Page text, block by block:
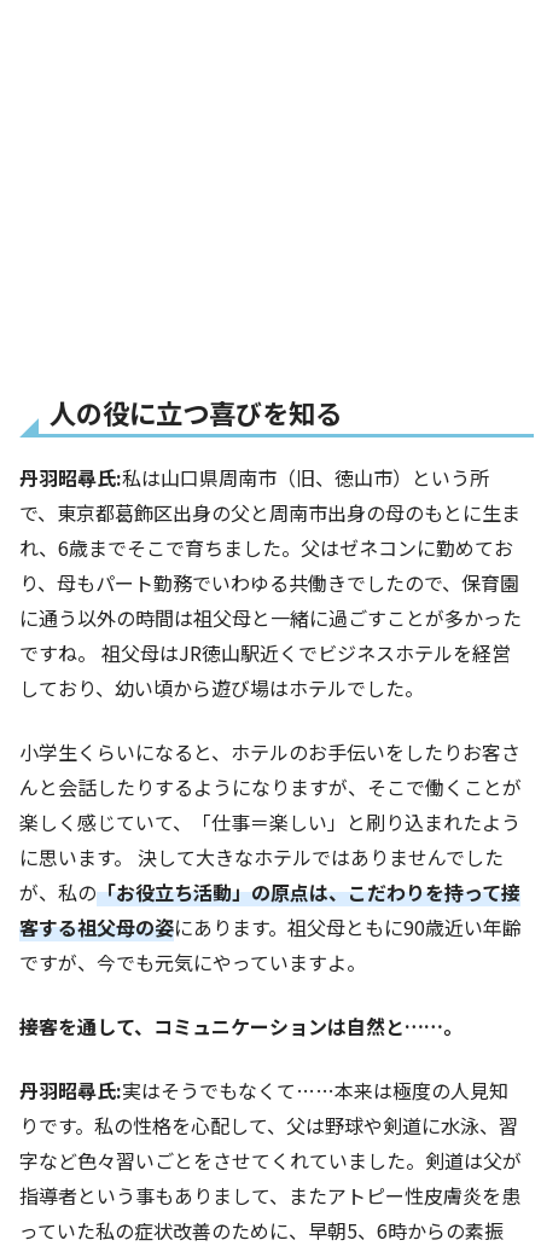
人の役に立つ喜びを知る
丹羽昭尋氏:私は山口県周南市（旧、徳山市）という所
で、東京都葛飾区出身の父と周南市出身の母のもとに生ま
れ、6歳までそこで育ちました。父はゼネコンに勤めてお
り、母もパート勤務でいわゆる共働きでしたので、保育園
に通う以外の時間は祖父母と一緒に過ごすことが多かった
ですね。 祖父母はJR徳山駅近くでビジネスホテルを経営
しており、幼い頃から遊び場はホテルでした。
小学生くらいになると、ホテルのお手伝いをしたりお客さ
んと会話したりするようになりますが、そこで働くことが
楽しく感じていて、「仕事＝楽しい」と刷り込まれたよう
に思います。 決して大きなホテルではありませんでした
が、私の「お役立ち活動」の原点は、こだわりを持って接
客する祖父母の姿にあります。祖父母ともに90歳近い年齢
ですが、今でも元気にやっていますよ。
――接客を通して、コミュニケーションは自然と……。
丹羽昭尋氏:実はそうでもなくて……本来は極度の人見知
りです。私の性格を心配して、父は野球や剣道に水泳、習
字など色々習いごとをさせてくれていました。剣道は父が
指導者という事もありまして、またアトピー性皮膚炎を患
っていた私の症状改善のために、早朝5、6時からの素振